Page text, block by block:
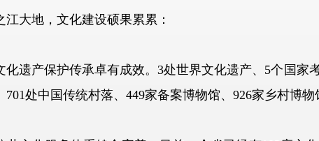
大地，文化建设硕果累累：
产保护传承卓有成效。3处世界文化遗产、5个国家考
701处中国传统村落、449家备案博物馆、926家乡村博